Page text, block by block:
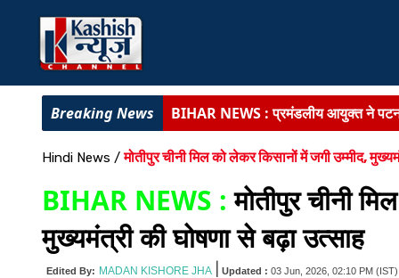
BIHAR NEWS :प्रमंडलीय आयुक्त ने
BIHAR NEWS :अत्याधुनिक चिकित्सा
राजद में संगठनात्मक सर्जरी :
सभी इकाइयां
पूर्णिया में SVU की बड़ी कार्रवाई :
बिजली
कांग्रेस सेवा दल ने सम्राट सरकार को घेरा :
Hindi News / मोतीपुर चीनी मिल को लेकर किसानों में जगी उम्मीद,
BIHAR NEWS :मोतीपुर चीनी
मुख्यमंत्री की घोषणा से बढ़ा उत्साह
Edited By: MADAN KISHORE JHA Updated : 03 Jun, 2026, 02:10 PM (IST)